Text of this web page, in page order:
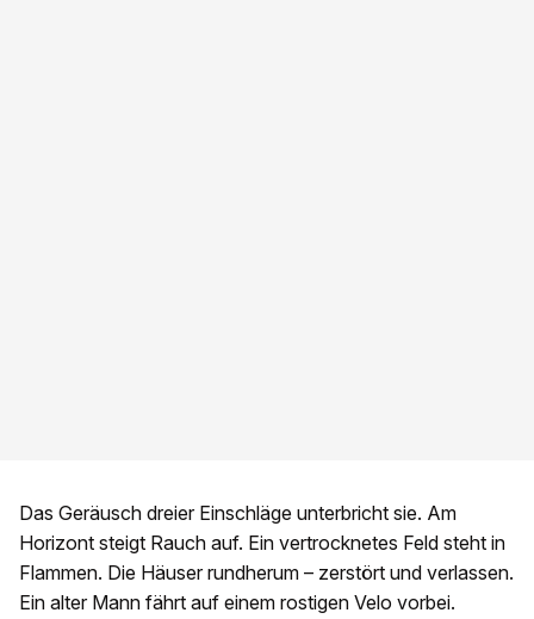
Das Geräusch dreier Einschläge unterbricht sie. Am
Horizont steigt Rauch auf. Ein vertrocknetes Feld steht in
Flammen. Die Häuser rundherum – zerstört und verlassen.
Ein alter Mann fährt auf einem rostigen Velo vorbei.